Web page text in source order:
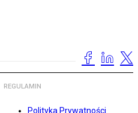
REGULAMIN
Polityka Prywatności